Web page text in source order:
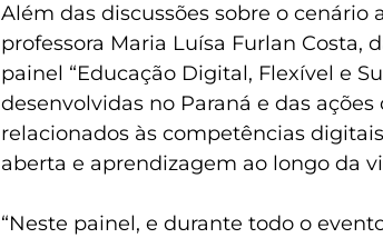
Além das discussões sobre o
professora Maria Luísa Furlan Costa,
painel “Educação Digital, Flexível e
desenvolvidas no Paraná e das
relacionados às competências
aberta e aprendizagem ao longo da
“Neste painel, e durante todo o